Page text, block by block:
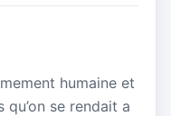
humaine et
se rendait a